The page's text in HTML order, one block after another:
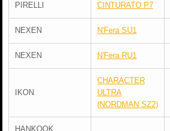
PIRELLI CINTURATO P7
NEXEN N'Fera SU1
NEXEN N'Fera RU1
IKON
CHARACTER
ULTRA
(NORDMAN SZ2)
HANKOOK